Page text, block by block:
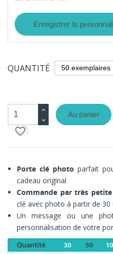
Enregistrer la
QUANTITÉ
Au panier
favorite_border
Porte clé photo parfait
cadeau original
Commande par très
clé avec photo à partir de
Un message ou une
personnalisation de votre
AJOUTER À MA
CRÉER UNE LISTE
Nom de la liste d'envies
CONNEXION
Vous devez être connecté
votre liste d'envies.